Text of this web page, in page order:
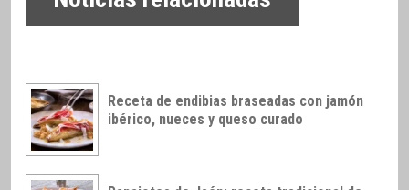
Receta de endibias braseadas con jamón
ibérico, nueces y queso curado